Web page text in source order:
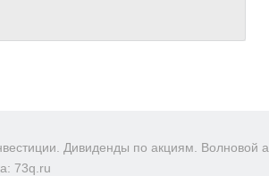
Дивиденды по акциям. Волновой
73q.ru